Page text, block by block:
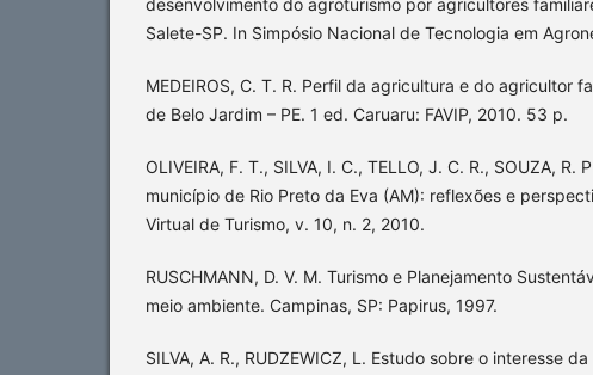
desenvolvimento do agroturismo por agricultores
Salete-SP. In Simpósio Nacional de Tecnologia em
MEDEIROS, C. T. R. Perfil da agricultura e do agricultor
de Belo Jardim – PE. 1 ed. Caruaru: FAVIP, 2010. 53 p.
OLIVEIRA, F. T., SILVA, I. C., TELLO, J. C. R., SOUZA, R.
município de Rio Preto da Eva (AM): reflexões e
Virtual de Turismo, v. 10, n. 2, 2010.
RUSCHMANN, D. V. M. Turismo e Planejamento
meio ambiente. Campinas, SP: Papirus, 1997.
SILVA, A. R., RUDZEWICZ, L. Estudo sobre o interesse